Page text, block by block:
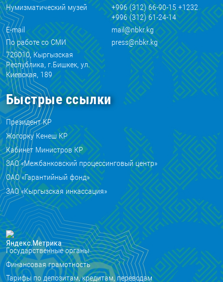
Нумизматический музей
+996 (312) 66-90-15 +1232
+996 (312) 61-24-14
E-mail
mail@nbkr.kg
По работе со СМИ
press@nbkr.kg
720010, Кыргызская
Республика, г.Бишкек, ул.
Киевская, 189
Быстрые ссылки
Президент КР
Жогорку Кенеш КР
Кабинет Министров КР
ЗАО «Межбанковский процессинговый центр»
ОАО «Гарантийный фонд»
ЗАО «Кыргызская инкассация»
Государственные органы
Финансовая грамотность
Тарифы по депозитам, кредитам, переводам